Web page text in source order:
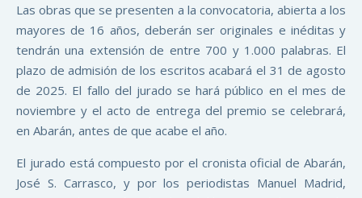
Las obras que se presenten a la convocatoria, abierta a los
mayores de 16 años, deberán ser originales e inéditas y
tendrán una extensión de entre 700 y 1.000 palabras. El
plazo de admisión de los escritos acabará el 31 de agosto
de 2025. El fallo del jurado se hará público en el mes de
noviembre y el acto de entrega del premio se celebrará,
en Abarán, antes de que acabe el año.
El jurado está compuesto por el cronista oficial de Abarán,
José S. Carrasco, y por los periodistas Manuel Madrid,